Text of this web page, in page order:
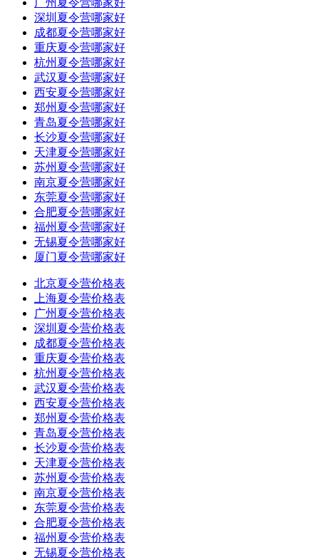
深圳夏令营哪家好
成都夏令营哪家好
重庆夏令营哪家好
杭州夏令营哪家好
武汉夏令营哪家好
西安夏令营哪家好
郑州夏令营哪家好
青岛夏令营哪家好
长沙夏令营哪家好
天津夏令营哪家好
苏州夏令营哪家好
南京夏令营哪家好
东莞夏令营哪家好
合肥夏令营哪家好
福州夏令营哪家好
无锡夏令营哪家好
厦门夏令营哪家好
北京夏令营价格表
上海夏令营价格表
广州夏令营价格表
深圳夏令营价格表
成都夏令营价格表
重庆夏令营价格表
杭州夏令营价格表
武汉夏令营价格表
西安夏令营价格表
郑州夏令营价格表
青岛夏令营价格表
长沙夏令营价格表
天津夏令营价格表
苏州夏令营价格表
南京夏令营价格表
东莞夏令营价格表
合肥夏令营价格表
福州夏令营价格表
无锡夏令营价格表